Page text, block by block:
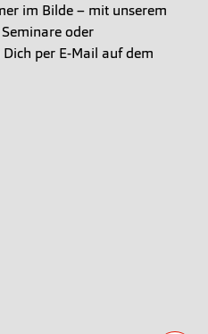
im Bilde – mit unserem
oder
per E-Mail auf dem